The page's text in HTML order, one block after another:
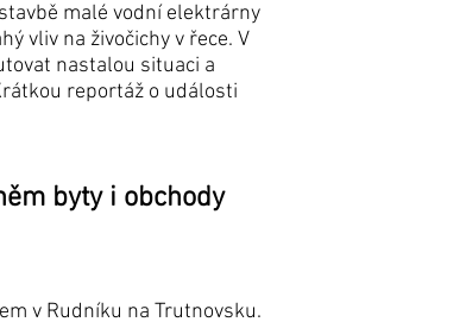
malé vodní elektrárny
vliv na živočichy v řece. V
nastalou situaci a
reportáž o události
byty i obchody
v Rudníku na Trutnovsku.